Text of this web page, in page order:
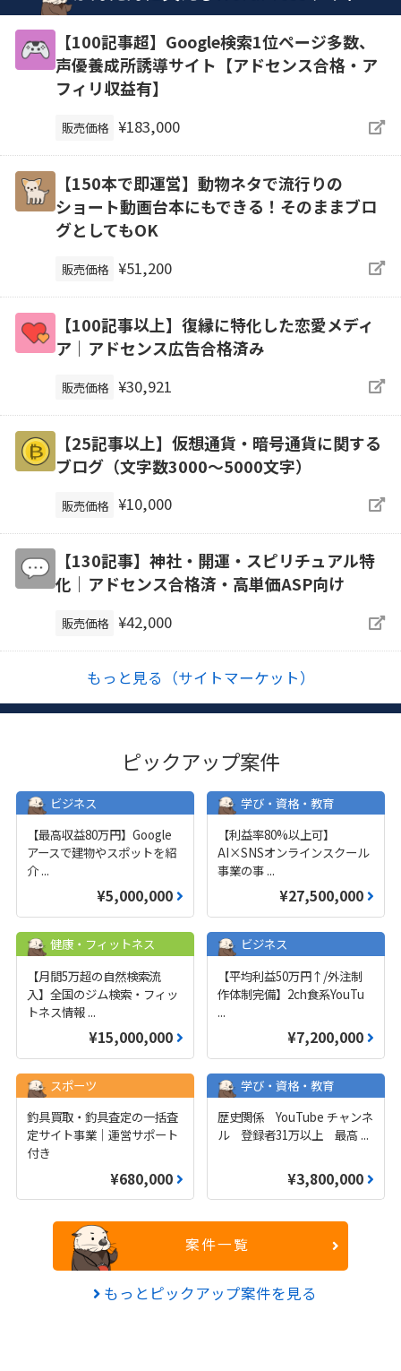
【100記事超】Google検索1位ページ多数、
声優養成所誘導サイト【アドセンス合格・ア
フィリ収益有】
販売価格 ¥183,000
【150本で即運営】動物ネタで流行りの
ショート動画台本にもできる！そのままブロ
グとしてもOK
販売価格 ¥51,200
【100記事以上】復縁に特化した恋愛メディ
ア｜アドセンス広告合格済み
販売価格 ¥30,921
【25記事以上】仮想通貨・暗号通貨に関する
ブログ（文字数3000～5000文字）
販売価格 ¥10,000
【130記事】神社・開運・スピリチュアル特
化｜アドセンス合格済・高単価ASP向け
販売価格 ¥42,000
もっと見る（サイトマーケット）
ピックアップ案件
ビジネス
【最高収益80万円】Google
アースで建物やスポットを紹
介 ...
¥5,000,000
学び・資格・教育
【利益率80%以上可】
AI×SNSオンラインスクール
事業の事 ...
¥27,500,000
健康・フィットネス
【月間5万超の自然検索流
入】全国のジム検索・フィッ
トネス情報 ...
¥15,000,000
ビジネス
【平均利益50万円↑/外注制
作体制完備】2ch食系YouTu
...
¥7,200,000
スポーツ
釣具買取・釣具査定の一括査
定サイト事業｜運営サポート
付き
¥680,000
学び・資格・教育
歴史関係 YouTube チャンネ
ル 登録者31万以上 最高 ...
¥3,800,000
案件一覧
もっとピックアップ案件を見る